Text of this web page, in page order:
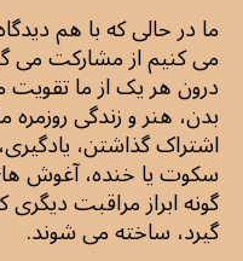
ما در حالی که با هم
درون هر یک از ما
بدن، هنر و زندگی
اشتراک گذاشتن،
سکوت یا خنده، آغوش
گونه ابراز مراقبت
گیرد، ساخته می شوند.